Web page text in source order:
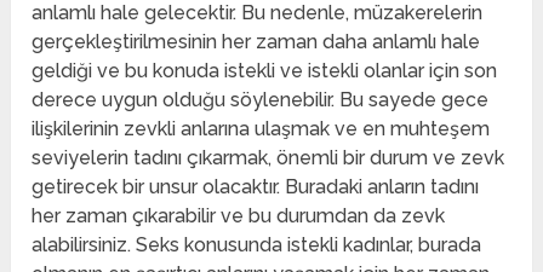
anlamlı hale gelecektir. Bu nedenle, müzakerelerin
gerçekleştirilmesinin her zaman daha anlamlı hale
geldiği ve bu konuda istekli ve istekli olanlar için son
derece uygun olduğu söylenebilir. Bu sayede gece
ilişkilerinin zevkli anlarına ulaşmak ve en muhteşem
seviyelerin tadını çıkarmak, önemli bir durum ve zevk
getirecek bir unsur olacaktır. Buradaki anların tadını
her zaman çıkarabilir ve bu durumdan da zevk
alabilirsiniz. Seks konusunda istekli kadınlar, burada